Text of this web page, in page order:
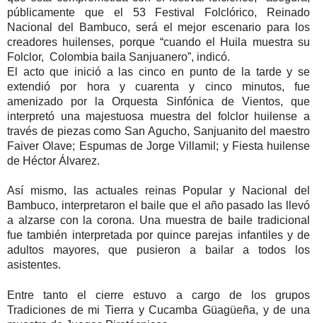
públicamente que el 53 Festival Folclórico, Reinado
Nacional del Bambuco, será el mejor escenario para los
creadores huilenses, porque “cuando el Huila muestra su
Folclor, Colombia baila Sanjuanero”, indicó.
El acto que inició a las cinco en punto de la tarde y se
extendió por hora y cuarenta y cinco minutos, fue
amenizado por la Orquesta Sinfónica de Vientos, que
interpretó una majestuosa muestra del folclor huilense a
través de piezas como San Agucho, Sanjuanito del maestro
Faiver Olave; Espumas de Jorge Villamil; y Fiesta huilense
de Héctor Álvarez.
Así mismo, las actuales reinas Popular y Nacional del
Bambuco, interpretaron el baile que el año pasado las llevó
a alzarse con la corona. Una muestra de baile tradicional
fue también interpretada por quince parejas infantiles y de
adultos mayores, que pusieron a bailar a todos los
asistentes.
Entre tanto el cierre estuvo a cargo de los grupos
Tradiciones de mi Tierra yCucamba Güagüeña, y de una